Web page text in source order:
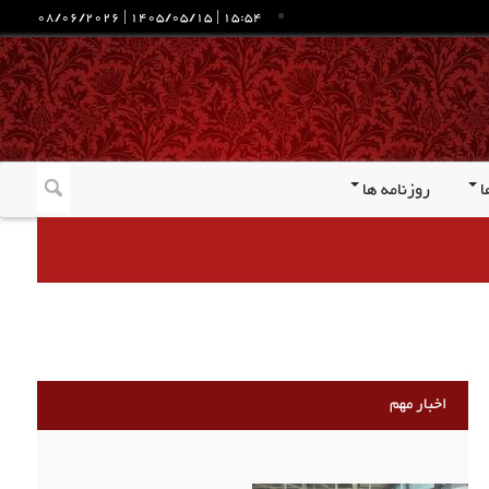
15:54
|
1405/05/15
|
08/06/2026
روزنامه ها
اخبار مهم